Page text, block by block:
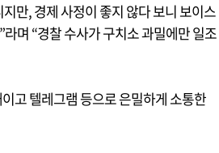
만, 경제 사정이 좋지 않다 보니 보이스
며 “경찰 수사가 구치소 과밀에만 일조
고 텔레그램 등으로 은밀하게 소통한